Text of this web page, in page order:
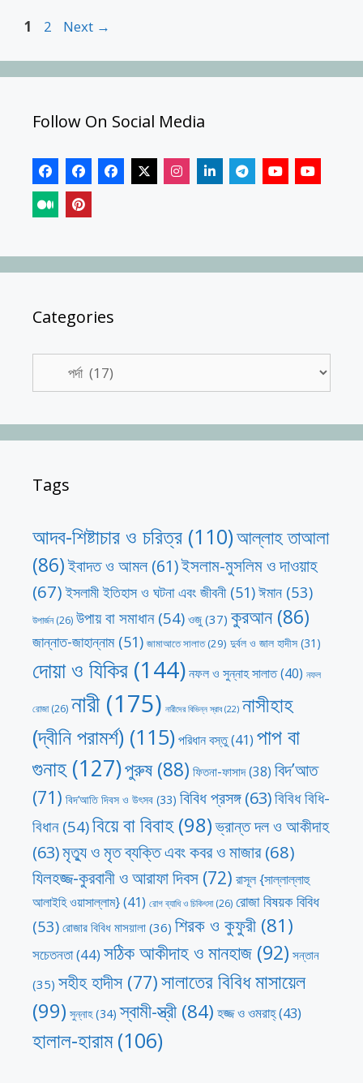
Page
1 Page
2 Next →
Follow On Social Media
Categories
Categories
Tags
আদব-শিষ্টাচার ও চরিত্র (110)আল্লাহ তাআলা
(86)ইবাদত ও আমল(61)ইসলাম-মুসলিম ও দাওয়াহ
(67) ইসলামী ইতিহাস ও ঘটনা এবং জীবনী(51)ঈমান (53)
উপার্জন(26) উপায় বা সমাধান(54) ওজু (37) কুরআন(86)
জান্নাত-জাহান্নাম(51) জামাআতে সালাত(29) দুর্বল ও জাল হাদীস (31)
দোয়া ও যিকির (144)নফল ও সুন্নাহ সালাত(40) নফল
রোজা(26) নারী(175) নারীদের বিভিন্ন স্রাব(22) নাসীহাহ
(দ্বীনি পরামর্শ) (115)পরিধান বস্তু(41) পাপ বা
গুনাহ(127)পুরুষ(88) ফিতনা-ফাসাদ(38) বিদ’আত
(71) বিদ’আতি দিবস ও উৎসব (33) বিবিধ প্রসঙ্গ(63)বিবিধ বিধি-
বিধান(54)বিয়ে বা বিবাহ(98)ভ্রান্ত দল ও আকীদাহ
(63)মৃত্যু ও মৃত ব্যক্তি এবং কবর ও মাজার(68)
যিলহজ্জ-কুরবানী ও আরাফা দিবস (72) রাসূল {সাল্লাল্লাহু
আলাইহি ওয়াসাল্লাম}(41) রোগ ব্যাধি ও চিকিৎসা(26) রোজা বিষয়ক বিবিধ
(53) রোজার বিবিধ মাসয়ালা (36) শিরক ও কুফুরী (81)
সচেতনতা(44) সঠিক আকীদাহ ও মানহাজ (92) সন্তান
(35) সহীহ হাদীস(77)সালাতের বিবিধ মাসায়েল
(99) সুন্নাহ(34) স্বামী-স্ত্রী(84) হজ্জ ও ওমরাহ্‌(43)
হালাল-হারাম(106)